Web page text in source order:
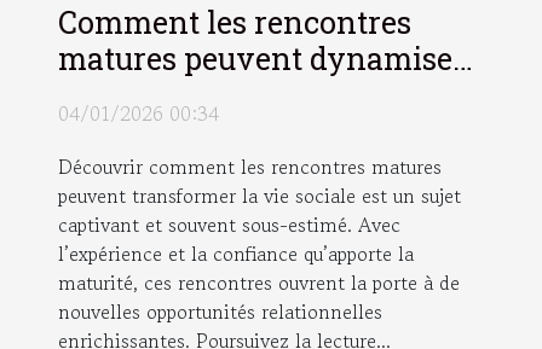
Comment les rencontres
matures peuvent dynamiser
votre vie sociale ?
04/01/2026 00:34
Découvrir comment les rencontres matures
peuvent transformer la vie sociale est un sujet
captivant et souvent sous-estimé. Avec
l’expérience et la confiance qu’apporte la
maturité, ces rencontres ouvrent la porte à de
nouvelles opportunités relationnelles
enrichissantes. Poursuivez la lecture...